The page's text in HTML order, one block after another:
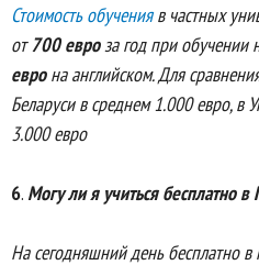
Стоимость обученияв частных
от700 евроза год при обучении
еврона английском. Для
Беларуси в среднем 1.000 евро, в
3.000 евро
6. Могу ли я учиться бесплатно
На сегодняшний день бесплатно в